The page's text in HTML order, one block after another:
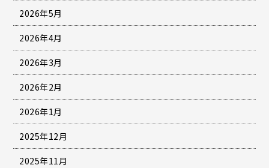
2026年5月
2026年4月
2026年3月
2026年2月
2026年1月
2025年12月
2025年11月